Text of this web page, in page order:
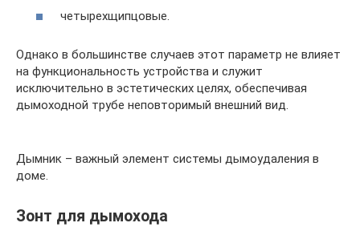
четырехщипцовые.
Однако в большинстве случаев этот параметр не влияет
на функциональность устройства и служит
исключительно в эстетических целях, обеспечивая
дымоходной трубе неповторимый внешний вид.
Дымник – важный элемент системы дымоудаления в
доме.
Зонт для дымохода